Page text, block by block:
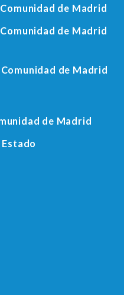
de Madrid
de Madrid
de Madrid
de Madrid